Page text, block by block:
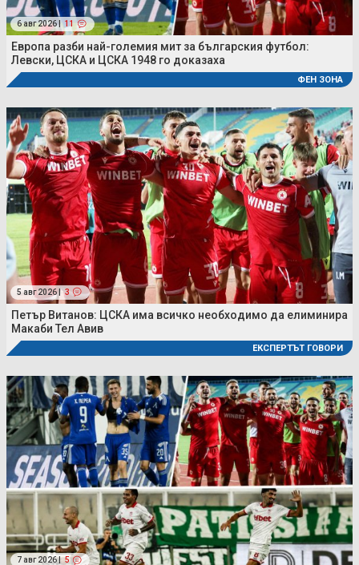
6 авг 2026 | 11
Европа разби най-големия мит за българския футбол:
Левски, ЦСКА и ЦСКА 1948 го доказаха
ФЕН ЗОНА
5 авг 2026 | 3
Петър Витанов: ЦСКА има всичко необходимо да елиминира
Макаби Тел Авив
ЕКСПЕРТЪТ ГОВОРИ
7 авг 2026 | 5